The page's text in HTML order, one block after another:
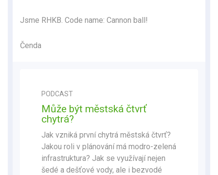
Jsme RHKB. Code name: Cannon ball!
Čenda
PODCAST
Může být městská čtvrť
chytrá?
Jak vzniká první chytrá městská čtvrť?
Jakou roli v plánování má modro-zelená
infrastruktura? Jak se využívají nejen
šedé a dešťové vody, ale i bezvodé